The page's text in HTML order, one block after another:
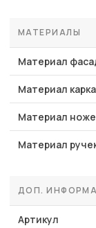
МАТЕРИАЛЫ
Материал
Материал
Материал
Материал
ДОП.
Артикул